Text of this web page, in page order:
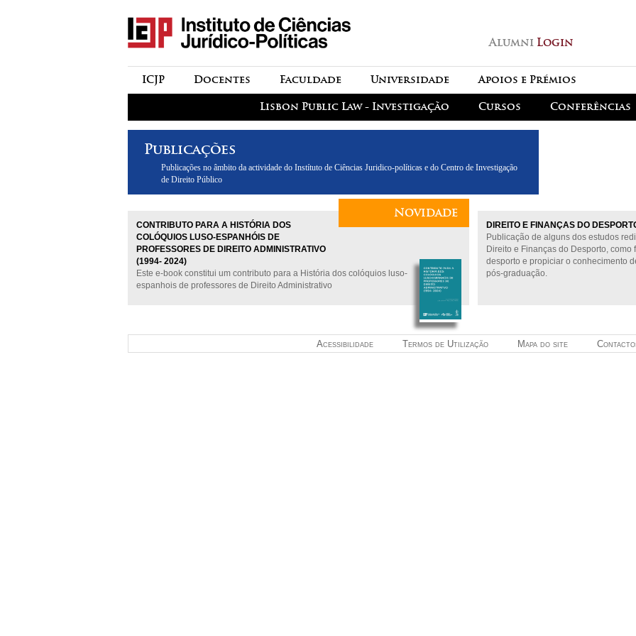
icjp
Alumni Login
menu-institucional Apoios e Prémios
Universidade
Faculdade
Docentes
ICJP
Conferências
Cursos
Lisbon Public Law - Investigação
Publicações
Publicações no âmbito da actividade do Instítuto de Ciências Juridico-políticas e do Centro de Investigação
de Direito Público
Novidade
CONTRIBUTO PARA A HISTÓRIA DOS
COLÓQUIOS LUSO-ESPANHÓIS DE
PROFESSORES DE DIREITO ADMINISTRATIVO
(1994- 2024)
Este e-book constitui um contributo para a História dos colóquios luso-
espanhois de professores de Direito Administrativo
DIREITO E FINANÇAS DO
Publicação de alguns dos estudos
Direito e Finanças do Desporto,
desporto e propiciar o conhecimento
pós-graduação.
Mapa do site
Termos de Utilização
Acessibilidade